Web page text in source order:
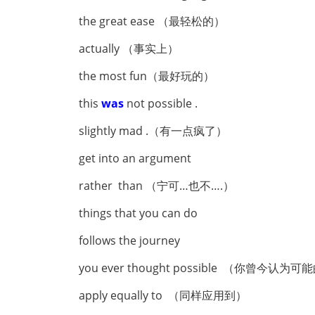
the great ease （最轻松的）
actually （事实上）
the most fun（最好玩的）
this was not possible .
slightly mad .（有一点疯了）
get into an argument
rather than （宁可…也不….）
things that you can do
follows the journey
you ever thought possible （你曾今认为可能
apply equally to （同样应用到）